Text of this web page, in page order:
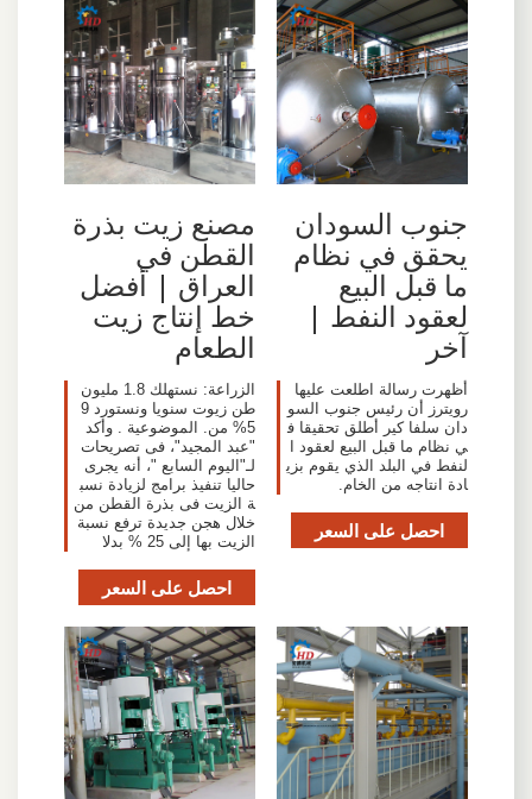
جنوب السودان
يحقق في نظام
ما قبل البيع
لعقود النفط |
آخر
أظهرت رسالة اطلعت عليها
رويترز أن رئيس جنوب السو
دان سلفا كير أطلق تحقيقا ف
ي نظام ما قبل البيع لعقود ا
لنفط في البلد الذي يقوم بزي
ادة انتاجه من الخام.
احصل على السعر
مصنع زيت بذرة
القطن في
العراق | أفضل
خط إنتاج زيت
الطعام
الزراعة: نستهلك 1.8 مليون
طن زيوت سنويا ونستورد 9
5% من. الموضوعية . وأكد
"عبد المجيد"، فى تصريحات
لـ"اليوم السابع "، أنه يجرى
حاليا تنفيذ برامج لزيادة نسب
ة الزيت فى بذرة القطن من
خلال هجن جديدة ترفع نسبة
الزيت بها إلى 25 % بدلا
احصل على السعر